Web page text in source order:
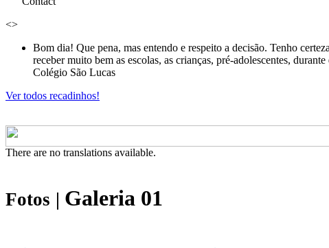
<>
Bom dia! Que pena, mas entendo e respeito a decisão. Tenho
receber muito bem as escolas, as crianças, pré-adolescentes,
Colégio São Lucas
Ver todos recadinhos!
There are no translations available.
Fotos | Galeria 01